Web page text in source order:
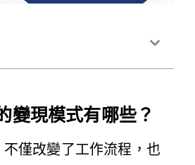
變現模式有哪些？
僅改變了工作流程，也